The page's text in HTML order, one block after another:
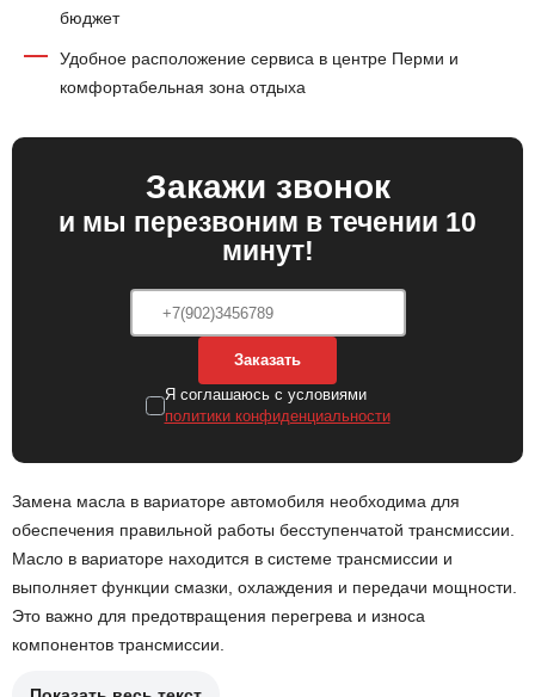
бюджет
Удобное расположение сервиса в центре Перми и
комфортабельная зона отдыха
Закажи звонок
и мы перезвоним в течении 10
минут!
Заказать
Я соглашаюсь с условиями
политики конфиденциальности
Замена масла в вариаторе автомобиля необходима для
обеспечения правильной работы бесступенчатой трансмиссии.
Масло в вариаторе находится в системе трансмиссии и
выполняет функции смазки, охлаждения и передачи мощности.
Это важно для предотвращения перегрева и износа
компонентов трансмиссии.